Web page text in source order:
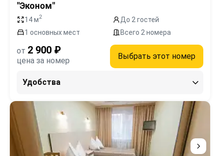
"Эконом"
14 м2
До 2 гостей
1 основных мест
Всего 2 номера
от 2 900 ₽
цена за номер Выбрать этот номер
Удобства